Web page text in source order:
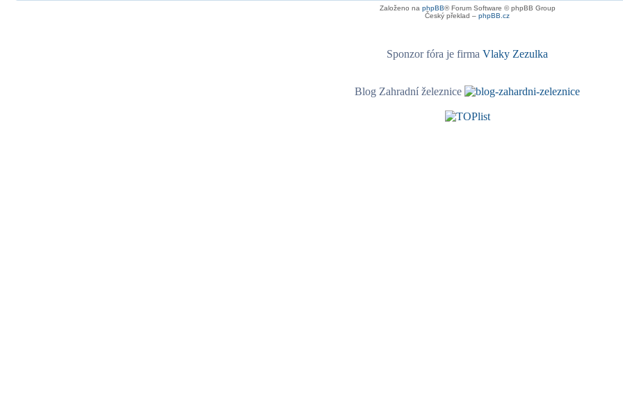
Založeno na phpBB® Forum Software © phpBB Group
Český překlad – phpBB.cz
Sponzor fóra je firma Vlaky Zezulka
Blog Zahradní železnice